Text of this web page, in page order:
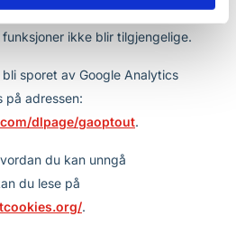
medlemssider og gjøre at deler
ikke blir tilgjengelige.
sporet av Google Analytics
på adressen:
dlpage/gaoptout.
du kan unngå
du lese på
.